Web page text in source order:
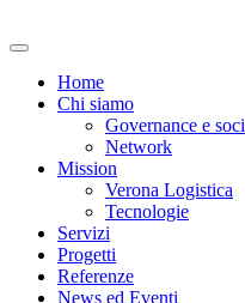
Home
Chi siamo
Governance e soci
Network
Mission
Verona Logistica
Tecnologie
Servizi
Progetti
Referenze
News ed Eventi